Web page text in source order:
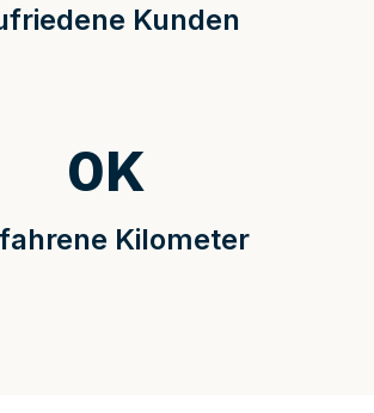
Kunden
Kilometer
0K